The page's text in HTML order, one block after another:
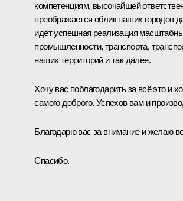
компетенциям, высочайшей
преображается облик наших городов
идёт успешная реализация
промышленности, транспорта,
наших территорий и так далее.
Хочу вас поблагодарить за всё это и
самого доброго. Успехов вам и
Благодарю вас за внимание и желаю
Спасибо.